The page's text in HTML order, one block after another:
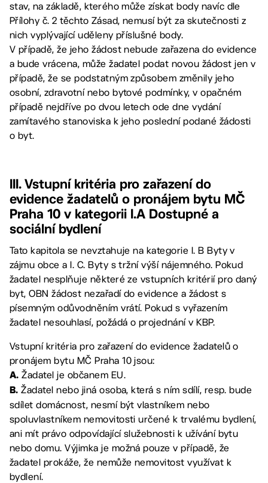
stav, na základě, kterého může získat body navíc dle
Přílohy č. 2 těchto Zásad, nemusí být za skutečnosti z
nich vyplývající uděleny příslušné body.
V případě, že jeho žádost nebude zařazena do evidence
a bude vrácena, může žadatel podat novou žádost jen v
případě, že se podstatným způsobem změnily jeho
osobní, zdravotní nebo bytové podmínky, v opačném
případě nejdříve po dvou letech ode dne vydání
zamítavého stanoviska k jeho poslední podané žádosti
o byt.
III. Vstupní kritéria pro zařazení do
evidence žadatelů o pronájem bytu MČ
Praha 10 v kategorii I.A Dostupné a
sociální bydlení
Tato kapitola se nevztahuje na kategorie I. B Byty v
zájmu obce a I. C. Byty s tržní výší nájemného. Pokud
žadatel nesplňuje některé ze vstupních kritérií pro daný
byt, OBN žádost nezařadí do evidence a žádost s
písemným odůvodněním vrátí. Pokud s vyřazením
žadatel nesouhlasí, požádá o projednání v KBP.
Vstupní kritéria pro zařazení do evidence žadatelů o
pronájem bytu MČ Praha 10 jsou:
A. Žadatel je občanem EU.
B.Žadatel nebo jiná osoba, která s ním sdílí, resp. bude
sdílet domácnost, nesmí být vlastníkem nebo
spoluvlastníkem nemovitosti určené k trvalému bydlení,
ani mít právo odpovídající služebnosti k užívání bytu
nebo domu. Výjimka je možná pouze v případě, že
žadatel prokáže, že nemůže nemovitost využívat k
bydlení.